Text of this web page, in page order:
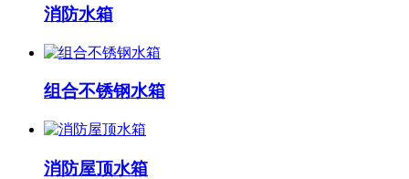
消防水箱
组合不锈钢水箱
消防屋顶水箱